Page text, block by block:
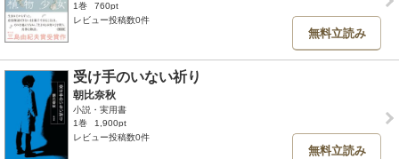
1巻
760pt
レビュー投稿数0件
無料立読み
受け手のいない祈り
朝比奈秋
小説・実用書
1巻
1,900pt
レビュー投稿数0件
無料立読み